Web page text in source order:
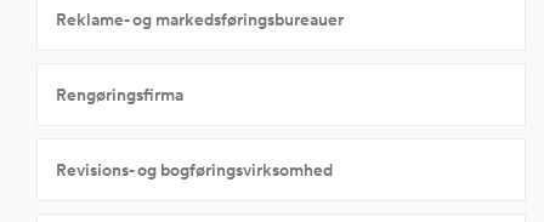
Reklame- og markedsføringsbureauer
Rengøringsfirma
Revisions- og bogføringsvirksomhed